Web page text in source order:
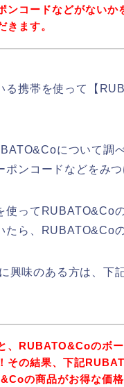
ンコードなどがないか
きます。
る携帯を使って【
について調
ンコードなどをみ
使ってRUBATO&Co
たら、RUBATO&Co
興味のある方は、下
、RUBATO&Coのボ
その結果、下記
の商品がお得な価